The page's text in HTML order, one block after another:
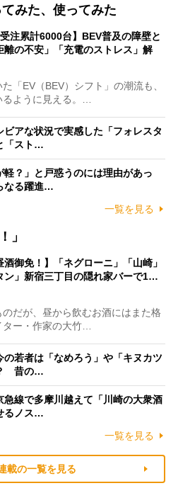
みた、使ってみた
受注累計6000台】BEV普及の障壁と
離の不安」「充電のストレス」解
「EV（BEV）シフト」の潮流も、
るように見える。…
ビアな状況で実感した「フォレスタ
「スト…
？」と戸惑うのには理由があっ
なる躍進…
一覧を見る
」
酒御免！】「ネグローニ」「山崎」
ン」新宿三丁目の隠れ家バーで1…
だが、昼から飲むお酒にはまた格
ー・作家の大竹…
の若者は「なめろう」や「キヌカツ
昔の…
急線で多摩川越えて「川崎の大衆酒
るノス…
一覧を見る
載の一覧を見る